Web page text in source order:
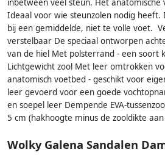
inbetween veel steun. Het anatomische
Ideaal voor wie steunzolen nodig heeft.
bij een gemiddelde, niet te volle voet.
verstelbaar De speciaal ontworpen
van de hiel Met polsterrand - een soort
Lichtgewicht zool Met leer omtrokken
anatomisch voetbed - geschikt voor
leer gevoerd voor een goede
en soepel leer Dempende EVA-
5 cm (hakhoogte minus de zooldikte
Wolky Galena Sandalen